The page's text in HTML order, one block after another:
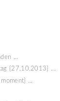
...
{27.10.2013} ...
...